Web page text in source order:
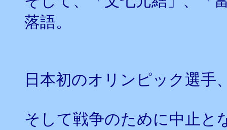
落語。
日本初のオリンピック選手
そして戦争のために中止と